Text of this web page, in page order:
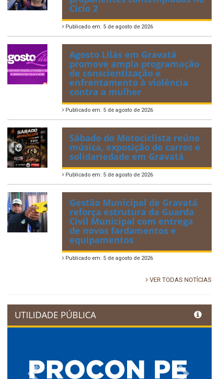
Ciclo 2
Publicado em: 5 de agosto de 2026
Agosto Lilás em Gravatá
promove ampla programação
de conscientização e
enfrentamento à violência
contra a mulher
Publicado em: 5 de agosto de 2026
Sábado do Motociclista reúne
música, exposição de carros e
solidariedade em Gravatá
Publicado em: 5 de agosto de 2026
Gestão Municipal de Gravatá
reforça estrutura da Guarda
Civil Municipal com entrega
de novos fardamentos e
equipamentos
Publicado em: 5 de agosto de 2026
VER TODAS NOTÍCIAS
UTILIDADE PÚBLICA
Previous